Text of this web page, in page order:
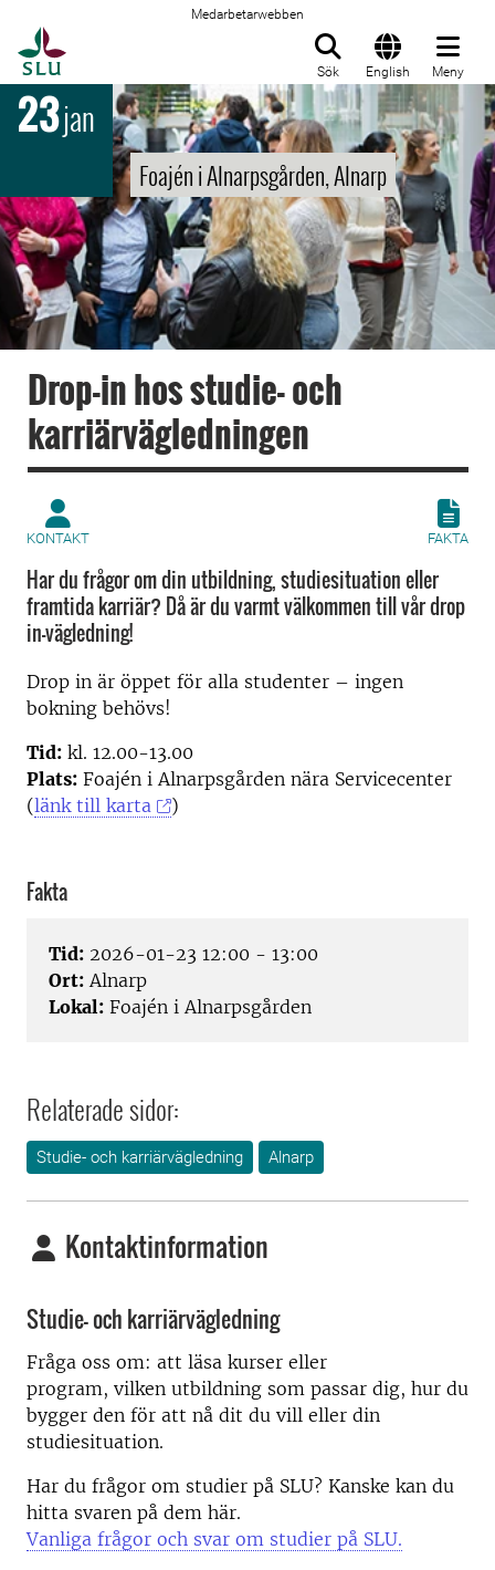
Medarbetarwebben
Sök English Meny
23jan
Foajén i Alnarpsgården, Alnarp
Drop-in hos studie- och
karriärvägledningen
KONTAKT FAKTA
Har du frågor om din utbildning, studiesituation eller
framtida karriär? Då är du varmt välkommen till vår drop
in-vägledning!
Drop in är öppet för alla studenter – ingen
bokning behövs!
Tid: kl. 12.00-13.00
Plats: Foajén i Alnarpsgården nära Servicecenter
(länk till karta )
Fakta
Tid: 2026-01-23 12:00 - 13:00
Ort: Alnarp
Lokal: Foajén i Alnarpsgården
Relaterade sidor:
Studie- och karriärvägledning Alnarp
Kontaktinformation
Studie- och karriärvägledning
Fråga oss om: att läsa kurser eller
program, vilken utbildning som passar dig, hur du
bygger den för att nå dit du vill eller din
studiesituation.
Har du frågor om studier på SLU? Kanske kan du
hitta svaren på dem här.
Vanliga frågor och svar om studier på SLU.